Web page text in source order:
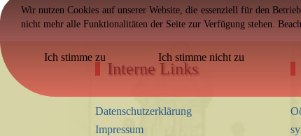
Interne Links
Datenschutzerklärung
Impressum
Wir nutzen Cookies auf unserer Website, die essenziell für den
nicht mehr alle Funktionalitäten der Seite zur Verfügung stehen.
Ich stimme zu Ich stimme nicht zu